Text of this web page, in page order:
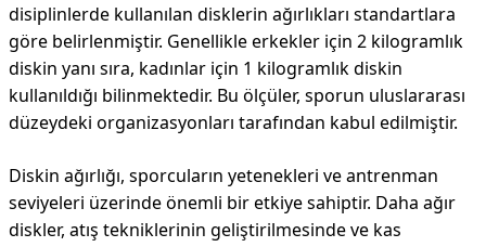
disiplinlerde kullanılan disklerin ağırlıkları standartlara
göre belirlenmiştir. Genellikle erkekler için 2 kilogramlık
diskin yanı sıra, kadınlar için 1 kilogramlık diskin
kullanıldığı bilinmektedir. Bu ölçüler, sporun uluslararası
düzeydeki organizasyonları tarafından kabul edilmiştir.
Diskin ağırlığı, sporcuların yetenekleri ve antrenman
seviyeleri üzerinde önemli bir etkiye sahiptir. Daha ağır
diskler, atış tekniklerinin geliştirilmesinde ve kas